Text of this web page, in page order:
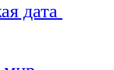
дата